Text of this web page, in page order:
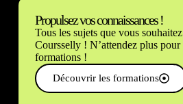
Propulsez vos connaissances !
Tous les sujets que vous
Coursselly ! N’attendez plus
formations !
Découvrir les formations